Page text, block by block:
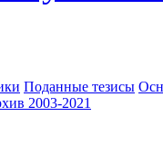
Поданные тезисы
2003-2021